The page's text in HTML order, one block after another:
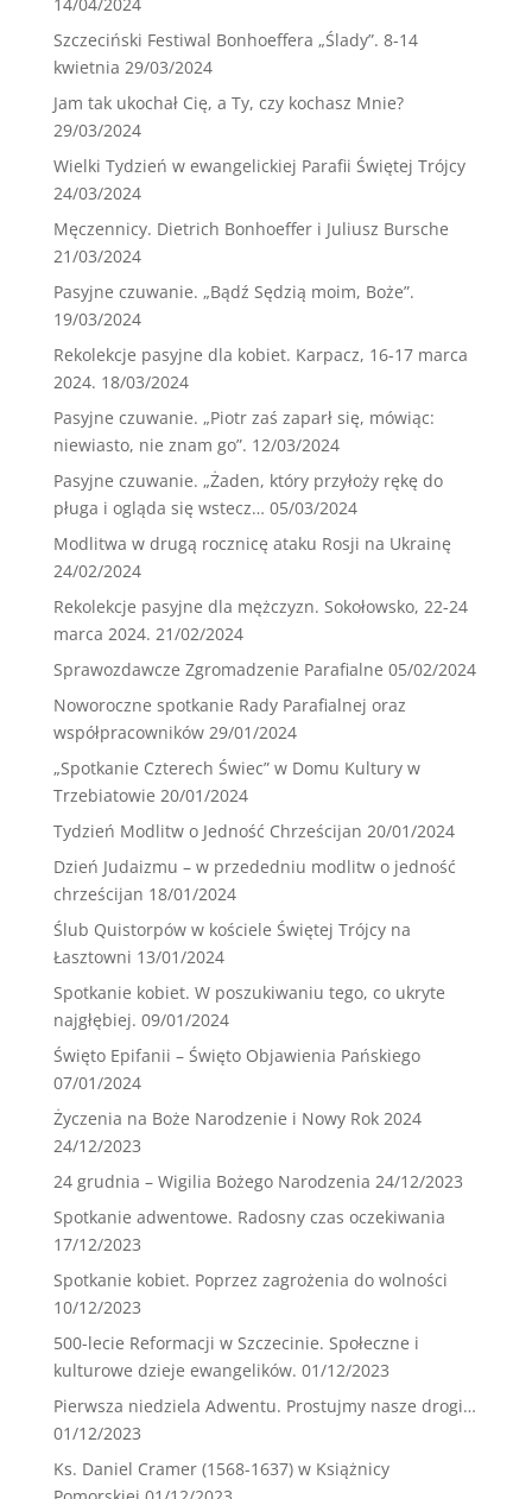
Szczeciński Festiwal Bonhoeffera „Ślady”. 8-14
kwietnia 29/03/2024
Jam tak ukochał Cię, a Ty, czy kochasz Mnie?
29/03/2024
Wielki Tydzień w ewangelickiej Parafii Świętej Trójcy
24/03/2024
Męczennicy. Dietrich Bonhoeffer i Juliusz Bursche
21/03/2024
Pasyjne czuwanie. „Bądź Sędzią moim, Boże”.
19/03/2024
Rekolekcje pasyjne dla kobiet. Karpacz, 16-17 marca
2024. 18/03/2024
Pasyjne czuwanie. „Piotr zaś zaparł się, mówiąc:
niewiasto, nie znam go”. 12/03/2024
Pasyjne czuwanie. „Żaden, który przyłoży rękę do
pługa i ogląda się wstecz… 05/03/2024
Modlitwa w drugą rocznicę ataku Rosji na Ukrainę
24/02/2024
Rekolekcje pasyjne dla mężczyzn. Sokołowsko, 22-24
marca 2024. 21/02/2024
Sprawozdawcze Zgromadzenie Parafialne 05/02/2024
Noworoczne spotkanie Rady Parafialnej oraz
współpracowników 29/01/2024
„Spotkanie Czterech Świec” w Domu Kultury w
Trzebiatowie 20/01/2024
Tydzień Modlitw o Jedność Chrześcijan 20/01/2024
Dzień Judaizmu – w przededniu modlitw o jedność
chrześcijan 18/01/2024
Ślub Quistorpów w kościele Świętej Trójcy na
Łasztowni 13/01/2024
Spotkanie kobiet. W poszukiwaniu tego, co ukryte
najgłębiej. 09/01/2024
Święto Epifanii – Święto Objawienia Pańskiego
07/01/2024
Życzenia na Boże Narodzenie i Nowy Rok 2024
24/12/2023
24 grudnia – Wigilia Bożego Narodzenia 24/12/2023
Spotkanie adwentowe. Radosny czas oczekiwania
17/12/2023
Spotkanie kobiet. Poprzez zagrożenia do wolności
10/12/2023
500-lecie Reformacji w Szczecinie. Społeczne i
kulturowe dzieje ewangelików. 01/12/2023
Pierwsza niedziela Adwentu. Prostujmy nasze drogi…
01/12/2023
Ks. Daniel Cramer (1568-1637) w Książnicy